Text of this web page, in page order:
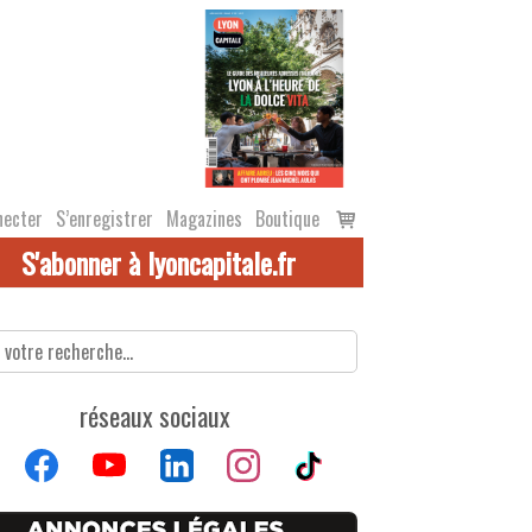
S’enregistrer Magazines Boutique
Voir
le
S'abonner à lyoncapitale.fr
réseaux sociaux